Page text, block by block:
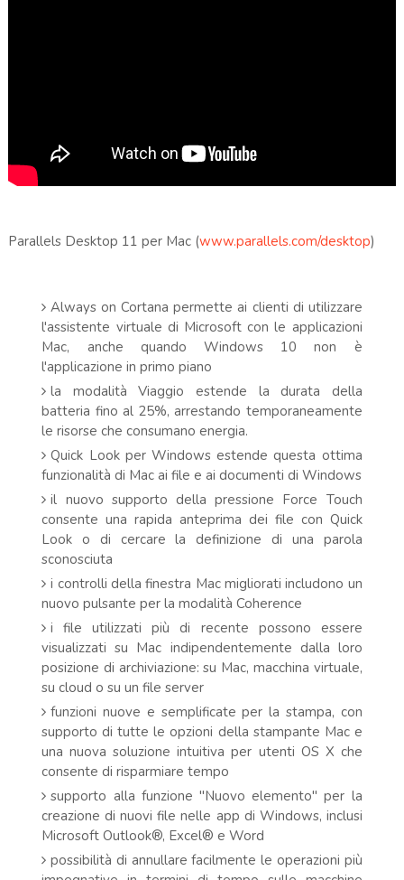
Parallels Desktop 11 per Mac (www.parallels.com/desktop)
Always on Cortana permette ai clienti di utilizzare
l'assistente virtuale di Microsoft con le applicazioni
Mac, anche quando Windows 10 non è
l'applicazione in primo piano
la modalità Viaggio estende la durata della
batteria fino al 25%, arrestando temporaneamente
le risorse che consumano energia.
Quick Look per Windows estende questa ottima
funzionalità di Mac ai file e ai documenti di Windows
il nuovo supporto della pressione Force Touch
consente una rapida anteprima dei file con Quick
Look o di cercare la definizione di una parola
sconosciuta
i controlli della finestra Mac migliorati includono un
nuovo pulsante per la modalità Coherence
i file utilizzati più di recente possono essere
visualizzati su Mac indipendentemente dalla loro
posizione di archiviazione: su Mac, macchina virtuale,
su cloud o su un file server
funzioni nuove e semplificate per la stampa, con
supporto di tutte le opzioni della stampante Mac e
una nuova soluzione intuitiva per utenti OS X che
consente di risparmiare tempo
supporto alla funzione "Nuovo elemento" per la
creazione di nuovi file nelle app di Windows, inclusi
Microsoft Outlook®, Excel® e Word
possibilità di annullare facilmente le operazioni più